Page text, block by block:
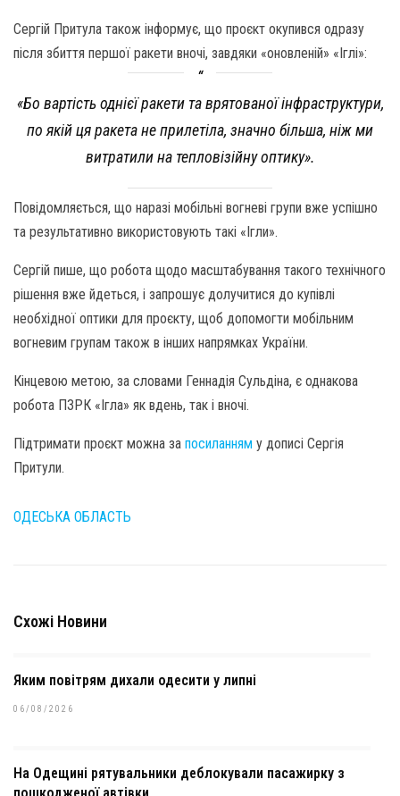
Сергій Притула також інформує, що проєкт окупився одразу
після збиття першої ракети вночі, завдяки «оновленій» «Іглі»:
«Бо вартість однієї ракети та врятованої інфраструктури,
по якій ця ракета не прилетіла, значно більша, ніж ми
витратили на тепловізійну оптику».
Повідомляється, що наразі мобільні вогневі групи вже успішно
та результативно використовують такі «Ігли».
Сергій пише, що робота щодо масштабування такого технічного
рішення вже йдеться, і запрошує долучитися до купівлі
необхідної оптики для проєкту, щоб допомогти мобільним
вогневим групам також в інших напрямках України.
Кінцевою метою, за словами Геннадія Сульдіна, є однакова
робота ПЗРК «Ігла» як вдень, так і вночі.
Підтримати проєкт можна за посиланням у дописі Сергія
Притули.
ОДЕСЬКА ОБЛАСТЬ
Схожі Новини
Яким повітрям дихали одесити у липні
06/08/2026
На Одещині рятувальники деблокували пасажирку з